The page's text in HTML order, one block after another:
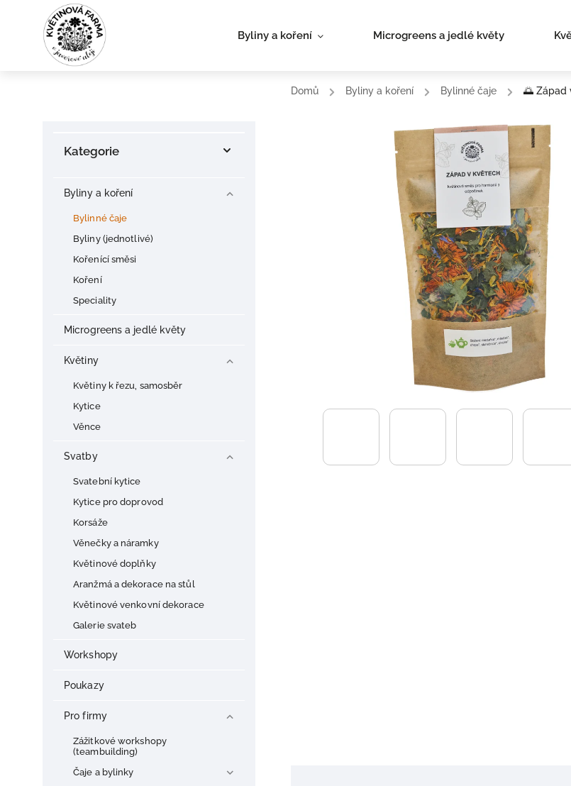
Byliny a koření Microgreens a jedlé květy
Domů / Byliny a koření / Bylinné čaje / 🌅 Západ
Kategorie
Byliny a koření
Bylinné čaje
Byliny (jednotlivé)
Kořenící směsi
Koření
Speciality
Microgreens a jedlé květy
Květiny
Květiny k řezu, samosběr
Kytice
Věnce
Svatby
Svatební kytice
Kytice pro doprovod
Korsáže
Věnečky a náramky
Květinové doplňky
Aranžmá a dekorace na stůl
Květinové venkovní dekorace
Galerie svateb
Workshopy
Poukazy
Pro firmy
Zážitkové workshopy
(teambuilding)
Čaje a bylinky